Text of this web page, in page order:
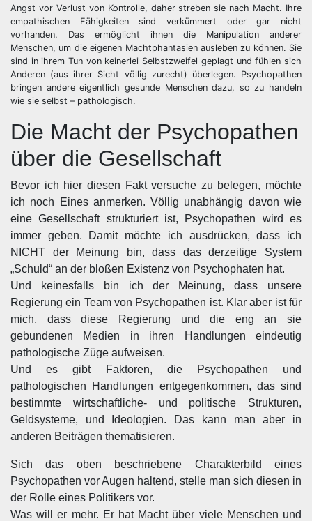
Angst vor Verlust von Kontrolle, daher streben sie nach Macht. Ihre
empathischen Fähigkeiten sind verkümmert oder gar nicht
vorhanden. Das ermöglicht ihnen die Manipulation anderer
Menschen, um die eigenen Machtphantasien ausleben zu können. Sie
sind in ihrem Tun von keinerlei Selbstzweifel geplagt und fühlen sich
Anderen (aus ihrer Sicht völlig zurecht) überlegen. Psychopathen
bringen andere eigentlich gesunde Menschen dazu, so zu handeln
wie sie selbst – pathologisch.
Die Macht der Psychopathen
über die Gesellschaft
Bevor ich hier diesen Fakt versuche zu belegen, möchte
ich noch Eines anmerken. Völlig unabhängig davon wie
eine Gesellschaft strukturiert ist, Psychopathen wird es
immer geben. Damit möchte ich ausdrücken, dass ich
NICHT der Meinung bin, dass das derzeitige System
„Schuld“ an der bloßen Existenz von Psychophaten hat.
Und keinesfalls bin ich der Meinung, dass unsere
Regierung ein Team von Psychopathen ist. Klar aber ist für
mich, dass diese Regierung und die eng an sie
gebundenen Medien in ihren Handlungen eindeutig
pathologische Züge aufweisen.
Und es gibt Faktoren, die Psychopathen und
pathologischen Handlungen entgegenkommen, das sind
bestimmte wirtschaftliche- und politische Strukturen,
Geldsysteme, und Ideologien. Das kann man aber in
anderen Beiträgen thematisieren.
Sich das oben beschriebene Charakterbild eines
Psychopathen vor Augen haltend, stelle man sich diesen in
der Rolle eines Politikers vor.
Was will er mehr. Er hat Macht über viele Menschen und